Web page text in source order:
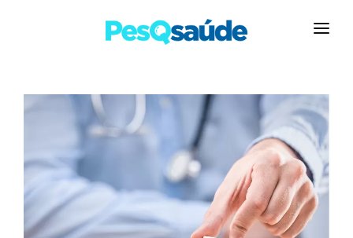
PLANOS DE SAÚDE
LABORATÓRIOS
BLOG
MAIS…